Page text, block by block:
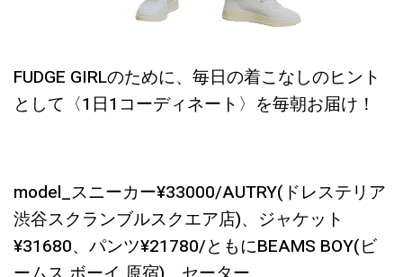
FUDGE GIRLのために、毎日の着こなしのヒント
として〈1日1コーディネート〉を毎朝お届け！
model_スニーカー¥33000/AUTRY(ドレステリア
渋谷スクランブルスクエア店)、ジャケット
¥31680、パンツ¥21780/ともにBEAMS BOY(ビ